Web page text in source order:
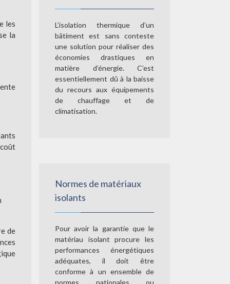
les
la
de
L’isolation thermique d’un
bâtiment est sans conteste
une solution pour réaliser des
économies drastiques en
matière d’énergie. C’est
essentiellement dû à la baisse
du recours aux équipements
de chauffage et de
climatisation.
Normes de matériaux
isolants
Pour avoir la garantie que le
matériau isolant procure les
performances énergétiques
adéquates, il doit être
conforme à un ensemble de
normes nationales ou